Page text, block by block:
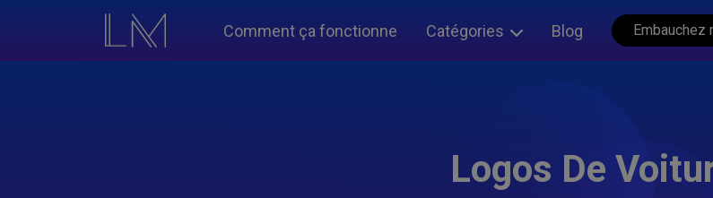
Comment ça fonctionne Catégories Blog Embauchez
Logos De